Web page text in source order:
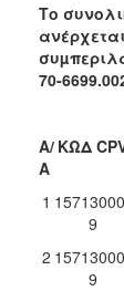
Το
70-
Α/
Α
ΚΩΔ
1
9
2
9